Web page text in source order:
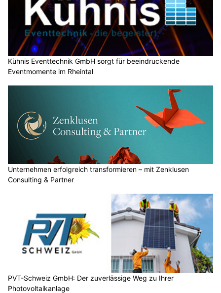
Kühnis Eventtechnik GmbH sorgt für beeindruckende
Eventmomente im Rheintal
Unternehmen erfolgreich transformieren – mit Zenklusen
Consulting & Partner
PVT-Schweiz GmbH: Der zuverlässige Weg zu Ihrer
Photovoltaikanlage